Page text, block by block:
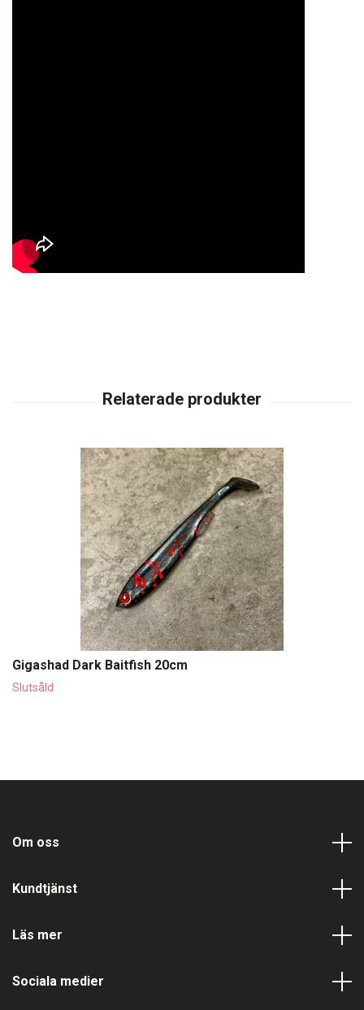
Gigashad Dark Baitfish 20cm
Slutsåld
Om oss
Kundtjänst
Läs mer
Sociala medier